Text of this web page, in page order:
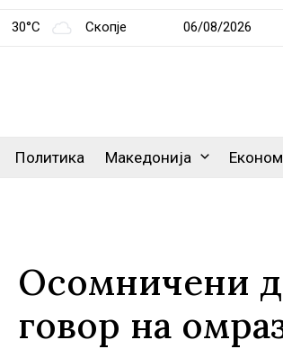
30°C Скопје 06/08/2026
Политика Македонија
Осомничени
говор на